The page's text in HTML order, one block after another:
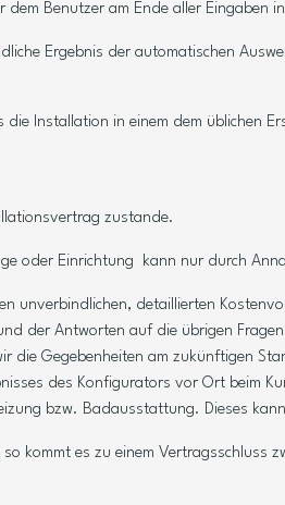
Benutzer am Ende aller
Ergebnis der automatischen
Installation in einem dem üblichen
zustande.
oder Einrichtung kann nur durch
unverbindlichen, detaillierten
der Antworten auf die übrigen
die Gegebenheiten am zukünftigen
des Konfigurators vor Ort beim
bzw. Badausstattung. Dieses
kommt es zu einem